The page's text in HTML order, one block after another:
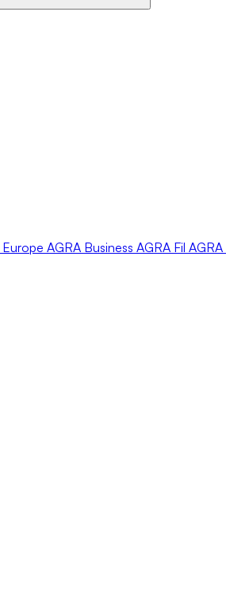
Europe AGRA Business AGRA Fil AGRA